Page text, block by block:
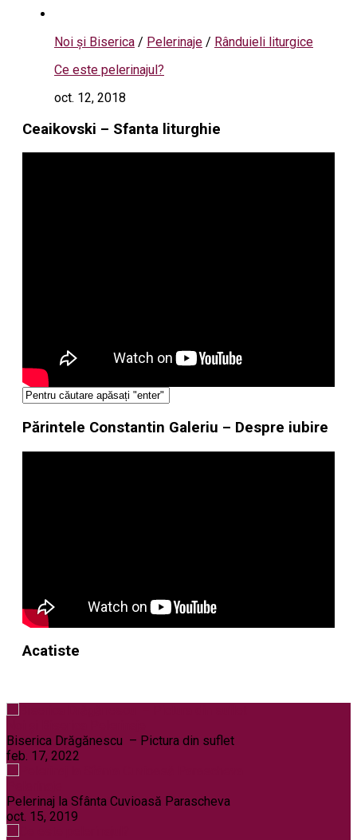
Noi și Biserica / Pelerinaje / Rânduieli liturgice
Ce este pelerinajul?
oct. 12, 2018
Ceaikovski – Sfanta liturghie
Părintele Constantin Galeriu – Despre iubire
Acatiste
Biserica Drăgănescu – Pictura din suflet
feb. 17, 2022
Pelerinaj la Sfânta Cuvioasă Parascheva
oct. 15, 2019